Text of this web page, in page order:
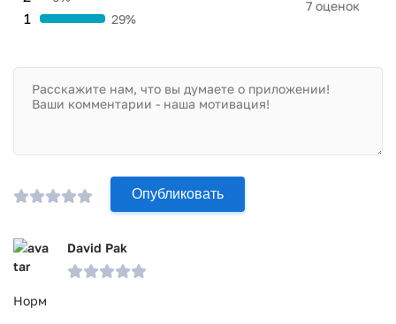
1 29%
7 оценок
Опубликовать
David Pak
Норм